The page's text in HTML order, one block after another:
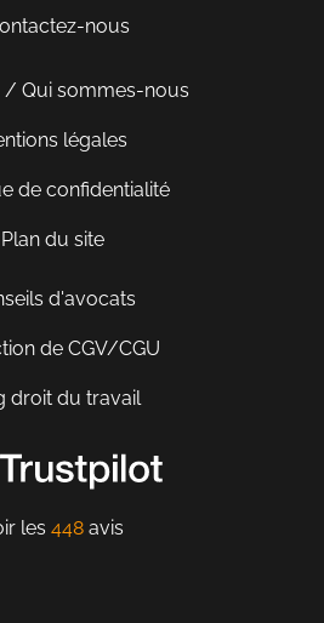
nous
/ Qui sommes-nous
légales
de confidentialité
Plan du site
d'avocats
de CGV/CGU
droit du travail
les 448 avis